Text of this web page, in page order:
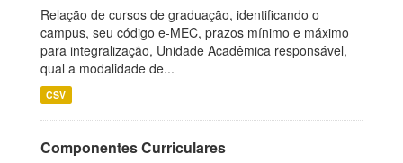
Relação de cursos de graduação, identificando o
campus, seu código e-MEC, prazos mínimo e máximo
para integralização, Unidade Acadêmica responsável,
qual a modalidade de...
CSV
Componentes Curriculares